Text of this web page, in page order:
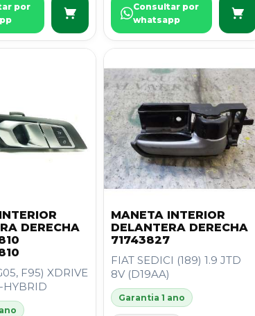
por
Consultar por
whatsapp
DERECHA
F95) XDRIVE
MANETA INTERIOR
DELANTERA DERECHA
71743827
FIAT SEDICI (189) 1.9 JTD
8V (D19AA)
Garantia 1 ano